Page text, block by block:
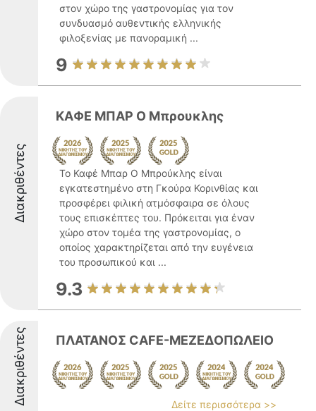
στον χώρο της γαστρονομίας για τον
συνδυασμό αυθεντικής ελληνικής
φιλοξενίας με πανοραμική ...
9
Διακριθέντες
ΚΑΦΕ ΜΠΑΡ Ο Μπρουκλης
Το Καφέ Μπαρ Ο Μπρούκλης είναι
εγκατεστημένο στη Γκούρα Κορινθίας και
προσφέρει φιλική ατμόσφαιρα σε όλους
τους επισκέπτες του. Πρόκειται για έναν
χώρο στον τομέα της γαστρονομίας, ο
οποίος χαρακτηρίζεται από την ευγένεια
του προσωπικού και ...
9.3
Διακριθέντες ΠΛΑΤΑΝΟΣ CAFE-ΜΕΖΕΔΟΠΩΛΕΙΟ
Δείτε περισσότερα >>